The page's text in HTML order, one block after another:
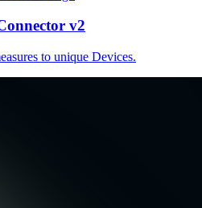
v2
to unique Devices.